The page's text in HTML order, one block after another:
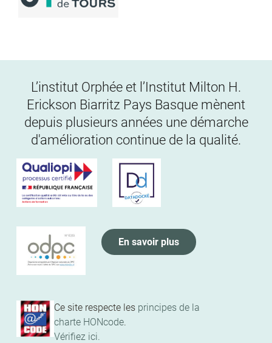
L’institut Orphée et l’Institut Milton H.
Erickson Biarritz Pays Basque mènent
depuis plusieurs années une démarche
d'amélioration continue de la qualité.
Ce site respecte les principes de la
charte HONcode.
Vérifiez ici.
En savoir plus